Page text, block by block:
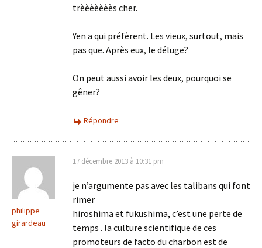
trèèèèèèès cher.
Yen a qui préfèrent. Les vieux, surtout, mais
pas que. Après eux, le déluge?
On peut aussi avoir les deux, pourquoi se
gêner?
Répondre
philippe
girardeau
17 décembre 2013 à 10:31 pm
je n’argumente pas avec les talibans qui font
rimer
hiroshima et fukushima, c’est une perte de
temps . la culture scientifique de ces
promoteurs de facto du charbon est de